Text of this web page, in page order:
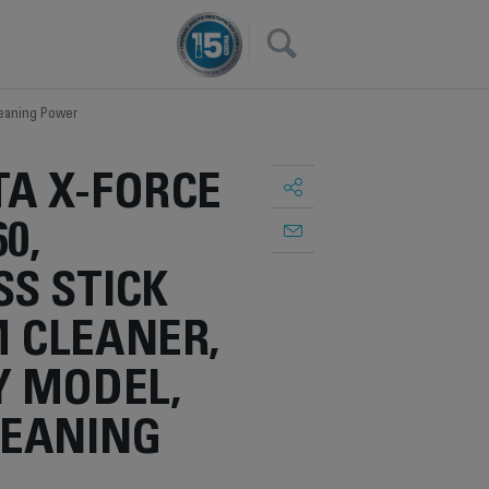
×
Power
X-FORCE
STICK
CLEANER,
MODEL,